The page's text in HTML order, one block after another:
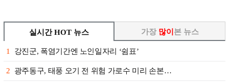
실시간 HOT 뉴스
1 강진군, 폭염기간엔 노인일자리 ‘쉼표’
2 광주동구, 태풍 오기 전 위험 가로수 미리 손본…
가장 많이본 뉴스